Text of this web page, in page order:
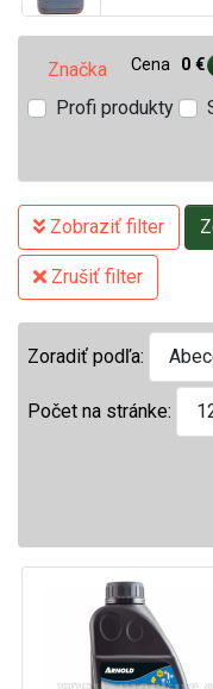
Značka Cena 0 €
Profi produkty
Zobraziť filter
Zrušiť filter
Zoradiť podľa:
Počet na stránke: